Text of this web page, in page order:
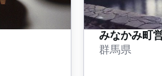
みなかみ町
群馬県